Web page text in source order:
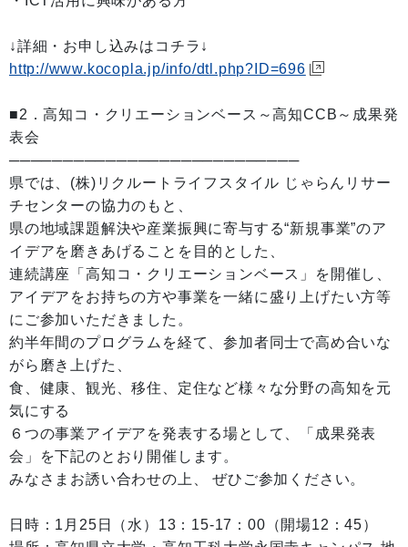
↓詳細・お申し込みはコチラ↓
http://www.kocopla.jp/info/dtl.php?ID=696
■2．高知コ・クリエーションベース～高知CCB～成果発
表会
───────────────────────────
県では、(株)リクルートライフスタイル じゃらんリサー
チセンターの協力のもと、
県の地域課題解決や産業振興に寄与する“新規事業”のア
イデアを磨きあげることを目的とした、
連続講座「高知コ・クリエーションベース」を開催し、
アイデアをお持ちの方や事業を一緒に盛り上げたい方等
にご参加いただきました。
約半年間のプログラムを経て、参加者同士で高め合いな
がら磨き上げた、
食、健康、観光、移住、定住など様々な分野の高知を元
気にする
６つの事業アイデアを発表する場として、「成果発表
会」を下記のとおり開催します。
みなさまお誘い合わせの上、 ぜひご参加ください。
日時：1月25日（水）13：15-17：00（開場12：45）